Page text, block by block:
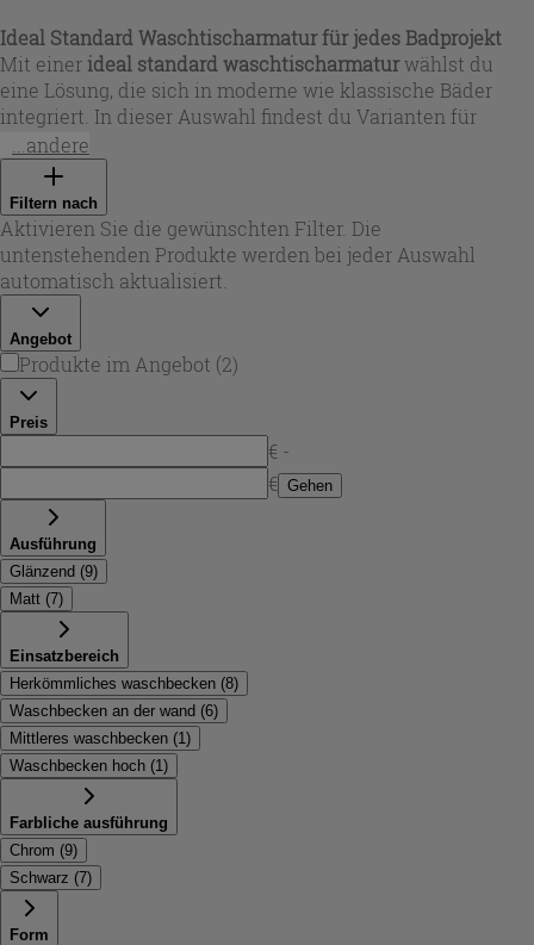
Ideal Standard Waschtischarmatur für jedes Badprojekt
Mit einer ideal standard waschtischarmaturwählst du
eine Lösung, die sich in moderne wie klassische Bäder
integriert. In dieser Auswahl findest du Varianten für
Aufsatz- und Standardwaschbecken sowie Modelle mit
hohem Auslauf – ideal, wenn mehr Freiraum beim
Händewaschen oder bei Schalenbecken gefragt ist. Ob du
gezielt einewaschtischarmatur ideal standard
Renovierung oder Neubau suchst: Die Designs reichen von
klaren, eckigen Linien bis zu zylindrischen Formen,
passend zu vielen Keramik- und Möbelserien. Bei
wasserhahn ideal standard
dein Becken abzustimmen.
...andere
Filtern nach
Aktivieren Sie die gewünschten Filter. Die
untenstehenden Produkte werden bei jeder Auswahl
automatisch aktualisiert.
Angebot
Produkte im Angebot (2)
Preis
€ -
€ Gehen
Ausführung
Glänzend (9)
Matt (7)
Einsatzbereich
Herkömmliches waschbecken (8)
Waschbecken an der wand (6)
Mittleres waschbecken (1 )
Waschbecken hoch (1 )
Farbliche ausführung
Chrom (9)
Schwarz (7)
Form